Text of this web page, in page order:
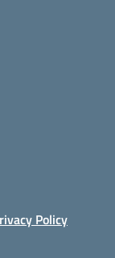
Policy